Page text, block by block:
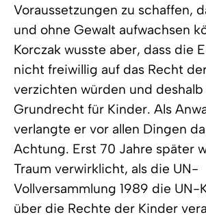
Voraussetzungen zu schaffen,
und ohne Gewalt aufwachsen
Korczak wusste aber, dass die
nicht freiwillig auf das Recht
verzichten würden und
Grundrecht für Kinder. Als
verlangte er vor allen Dingen
Achtung. Erst 70 Jahre später
Traum verwirklicht, als die UN-
Vollversammlung 1989 die UN-
über die Rechte der Kinder